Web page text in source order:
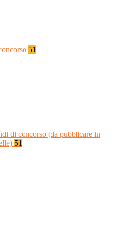
51
di concorso (da pubblicare in
51